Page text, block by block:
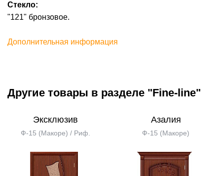
Стекло:
"121" бронзовое.
Дополнительная информация
Другие товары в разделе "Fine-line"
Эксклюзив
Ф-15 (Макоре) / Риф.
Азалия
Ф-15 (Макоре)